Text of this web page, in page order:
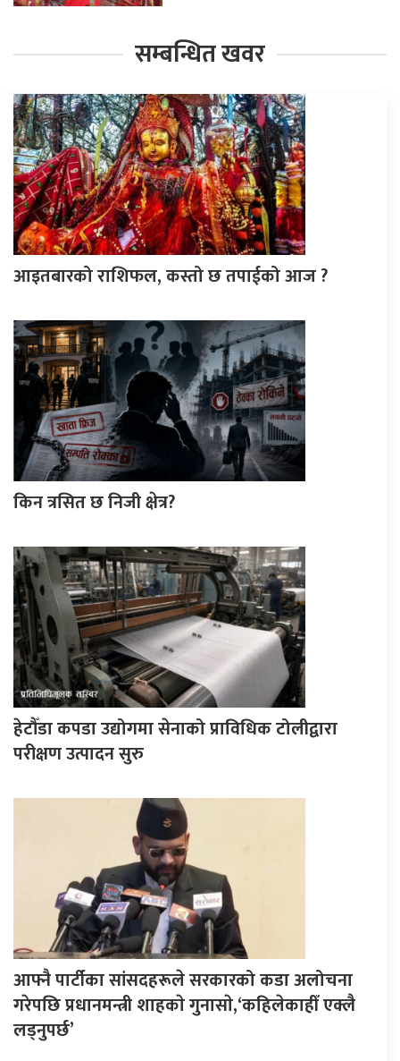
सम्बन्धित खवर
आइतबारको राशिफल, कस्तो छ तपाईको आज ?
किन त्रसित छ निजी क्षेत्र?
हेटौँडा कपडा उद्योगमा सेनाको प्राविधिक टोलीद्वारा
परीक्षण उत्पादन सुरु
आफ्नै पार्टीका सांसदहरूले सरकारको कडा अलोचना
गरेपछि प्रधानमन्त्री शाहकाे गुनासाे,‘कहिलेकाहीँ एक्लै
लड्नुपर्छ’